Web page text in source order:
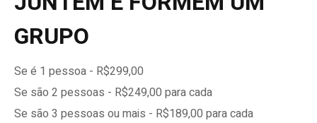
GRUPO
Se é 1 pessoa - R$299,00
Se são 2 pessoas - R$249,00 para cada
Se são 3 pessoas ou mais - R$189,00 para cada